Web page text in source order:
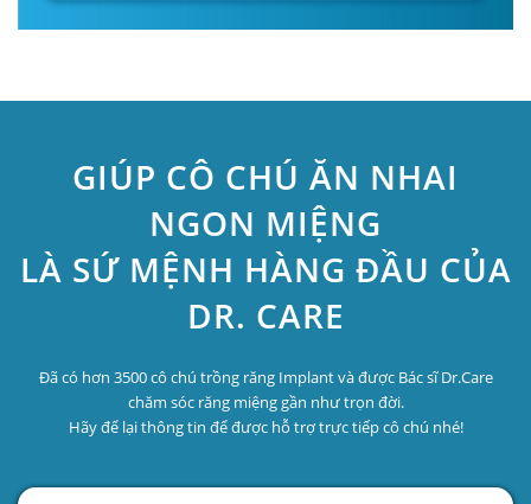
GIÚP CÔ CHÚ ĂN NHAI
NGON MIỆNG
LÀ SỨ MỆNH HÀNG ĐẦU CỦA
DR. CARE
Đã có hơn 3500 cô chú trồng răng Implant và được Bác sĩ Dr.Care
chăm sóc răng miệng gần như trọn đời.
Hãy để lại thông tin để được hỗ trợ trực tiếp cô chú nhé!